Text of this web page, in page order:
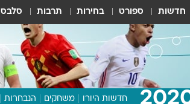
חדשות ספורט בחירות תרבות סלבס
חדשות היורו משחקים הנבחרות